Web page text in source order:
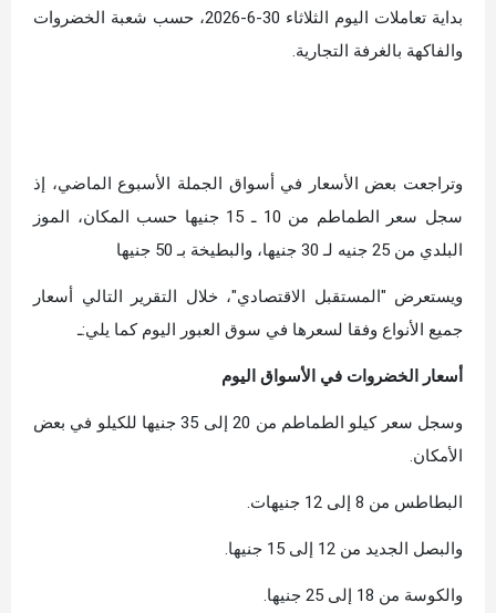
بداية تعاملات اليوم الثلاثاء 30-6-2026، حسب شعبة الخضروات
والفاكهة بالغرفة التجارية.
وتراجعت بعض الأسعار في أسواق الجملة الأسبوع الماضي، إذ
سجل سعر الطماطم من 10 ـ 15 جنيها حسب المكان، الموز
البلدي من 25 جنيه لـ 30 جنيها، والبطيخة بـ 50 جنيها
ويستعرض "المستقبل الاقتصادي"، خلال التقرير التالي أسعار
جميع الأنواع وفقا لسعرها في سوق العبور اليوم كما يلي:ـ
أسعار الخضروات في الأسواق اليوم
وسجل سعر كيلو الطماطم من 20 إلى 35 جنيها للكيلو في بعض
الأمكان.
البطاطس من 8 إلى 12 جنيهات.
والبصل الجديد من 12 إلى 15 جنيها.
والكوسة من 18 إلى 25 جنيها.